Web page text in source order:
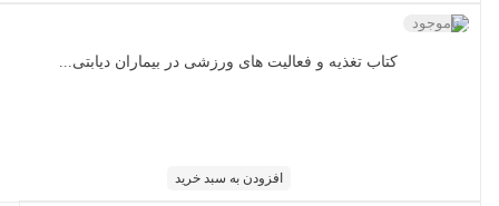
کتاب تغذیه و فعالیت های ورزشی در بیماران دیابتی...
ناموجود
افزودن به سبد خرید